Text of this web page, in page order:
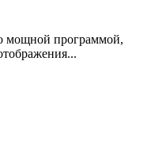
мощной программой,